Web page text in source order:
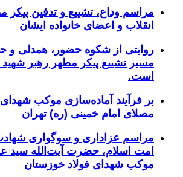
مراسم وداع، تشییع و تدفین پیکر
انقلاب و اعضای خانواده ایشان
روایتی از شکوه حضور، همدلی و
مسیر تشییع پیکر مطهر رهبر شهید
است.
بر فرآیند آماده‌سازی موکب شهدای
مصلای امام خمینی (ره) تهران
مراسم عزاداری و سوگواری
امت اسلام، حضرت آیت‌الله سید
موکب شهدای فولاد خوزستان